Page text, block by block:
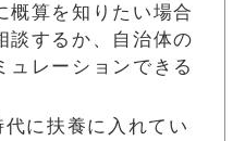
概算を知りたい場合
談するか、自治体の
ュレーションできる
代に扶養に入れてい